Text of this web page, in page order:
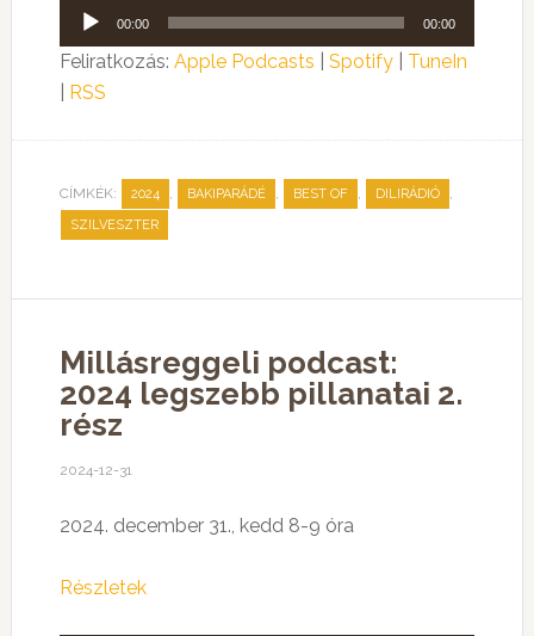
Audió
lejátszó
00:00 00:00
Feliratkozás: Apple Podcasts Spotify| TuneIn
RSS
CÍMKÉK: 2024 , BAKIPARÁDÉ , BEST OF , DILIRÁDIÓ ,
SZILVESZTER
Millásreggeli podcast:
2024 legszebb pillanatai 2.
rész
2024-12-31
2024. december 31., kedd 8-9 óra
Részletek